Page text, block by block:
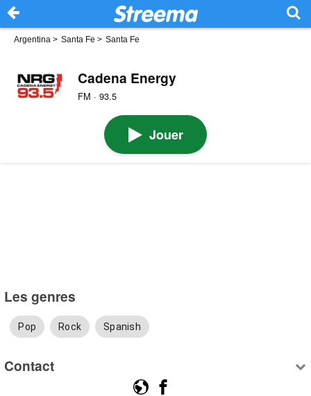
Argentina > Santa Fe > Santa Fe
Cadena Energy
FM · 93.5
Jouer
Les genres
Pop Rock Spanish
Contact